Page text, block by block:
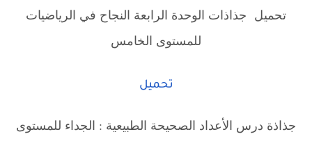
تحميل جذاذات الوحدة الرابعة النجاح في الرياضيات
للمستوى الخامس
تحميل
جذاذة درس الأعداد الصحيحة الطبيعية : الجداء للمستوى